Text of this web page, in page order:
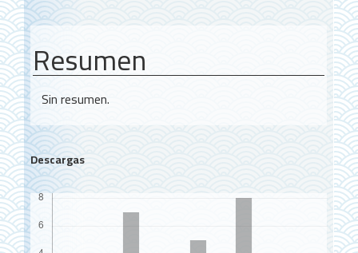
Resumen
Sin resumen.
Descargas